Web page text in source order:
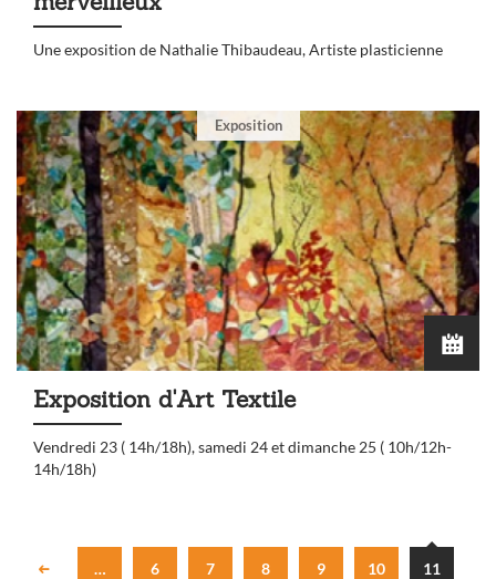
Une exposition de Nathalie Thibaudeau, Artiste plasticienne
Exposition
Exposition d'Art Textile
Vendredi 23 ( 14h/18h), samedi 24 et dimanche 25 ( 10h/12h-
14h/18h)
… 6 7 8 9 10 11